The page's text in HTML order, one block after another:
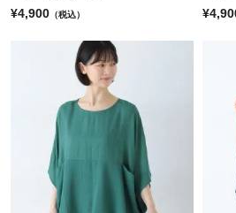
¥4,900 （税込）